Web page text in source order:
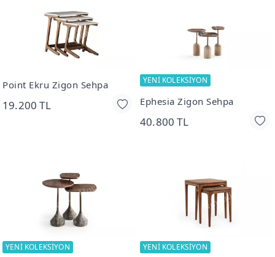
Point Ekru Zigon Sehpa
19.200 TL
YENİ KOLEKSİYON
Ephesia Zigon Sehpa
40.800 TL
YENİ KOLEKSİYON YENİ KOLEKSİYON